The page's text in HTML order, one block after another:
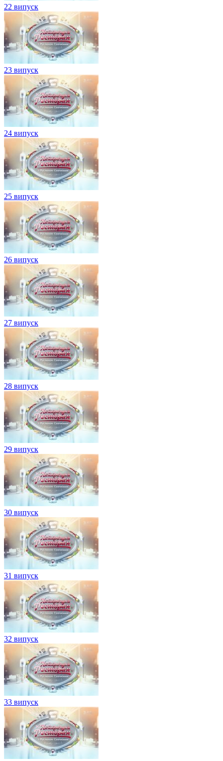
22 випуск
23 випуск
24 випуск
25 випуск
26 випуск
27 випуск
28 випуск
29 випуск
30 випуск
31 випуск
32 випуск
33 випуск